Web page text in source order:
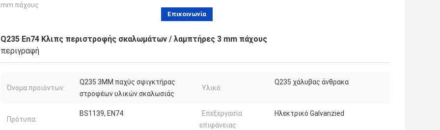
mm πάχους
Επικοινωνία
Q235 En74 Κλιπς περιστροφής σκαλωμάτων / λαμπτήρες 3 mm πάχους
περιγραφή
Όνομα προϊόντων:
Q235 3MM παχύς σφιγκτήρας
στροφέων υλικών σκαλωσιάς
Υλικό:
Q235 χάλυβας άνθρακα
Πρότυπα:
BS1139, EN74
Επεξεργασία
επιφάνειας:
Ηλεκτρικό Galvanzied